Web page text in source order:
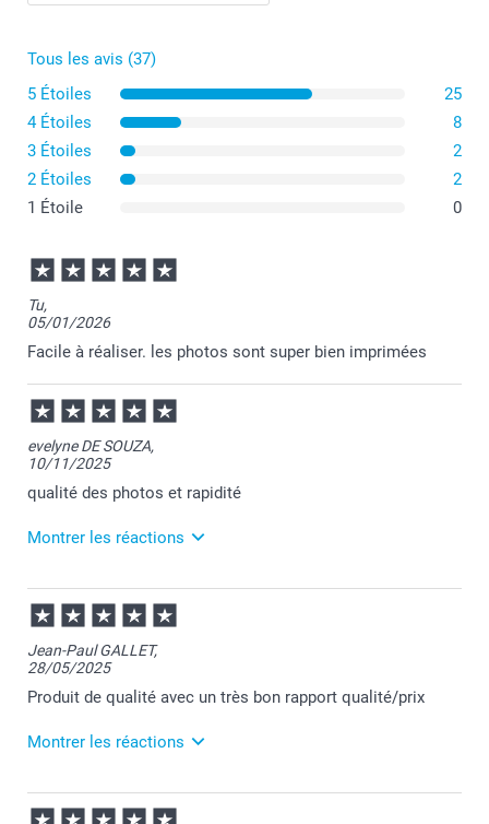
Tous les avis (37)
5 Étoiles
25
4 Étoiles
8
3 Étoiles
2
2 Étoiles
2
1 Étoile
0
Tu,
05/01/2026
Facile à réaliser. les photos sont super bien imprimées
evelyne DE SOUZA,
10/11/2025
qualité des photos et rapidité
Montrer les réactions
13/11/2025
07:24
Merci Evelyne pour votre commande et pour votre
chouette commentaire.
Je suis heureuse d'apprendre votre satisfaction.
Passez une agréable journée.
Cordialement,
Florence@smartphoto
Jean-Paul GALLET,
28/05/2025
Produit de qualité avec un très bon rapport qualité/prix
Montrer les réactions
28/05/2025
11:58